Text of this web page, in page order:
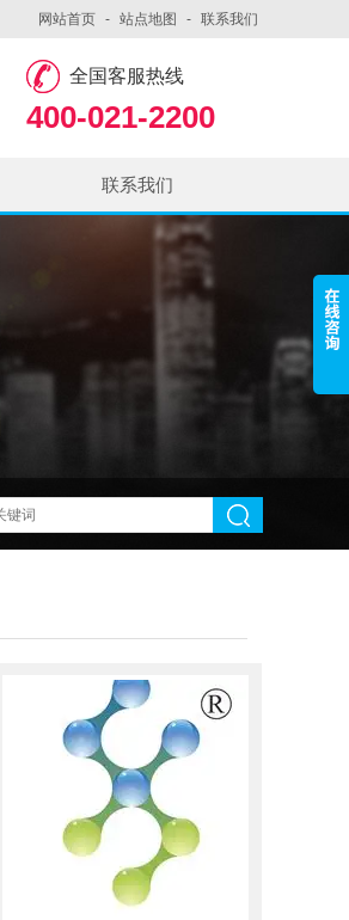
网站首页 - 站点地图 - 联系我们
全国客服热线
400-021-2200
联系我们